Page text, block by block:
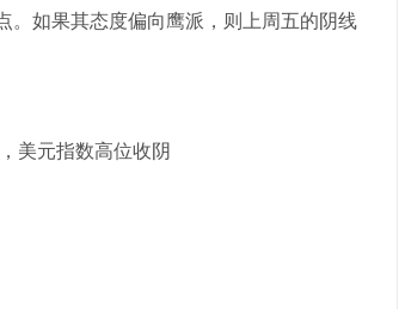
。如果其态度偏向鹰派，则上周五的阴线